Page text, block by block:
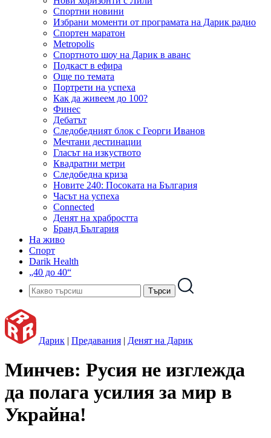
Спортни новини
Избрани моменти от програмата на Дарик радио
Спортен маратон
Metropolis
Спортното шоу на Дарик в аванс
Подкаст в ефира
Още по темата
Портрети на успеха
Как да живеем до 100?
Финес
Дебатът
Следобедният блок с Георги Иванов
Мечтани дестинации
Гласът на изкуството
Квадратни метри
Следобедна криза
Новите 240: Посоката на България
Часът на успеха
Connected
Денят на храбростта
Бранд България
На живо
Спорт
Darik Health
„40 до 40“
Дарик | Предавания | Денят на Дарик
Минчев: Русия не изглежда
да полага усилия за мир в
Украйна!